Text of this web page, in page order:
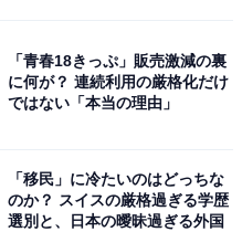
「青春18きっぷ」販売激減の裏
に何が？ 連続利用の厳格化だけ
ではない「本当の理由」
「移民」に冷たいのはどっちな
のか？ スイスの厳格過ぎる学歴
選別と、日本の曖昧過ぎる外国